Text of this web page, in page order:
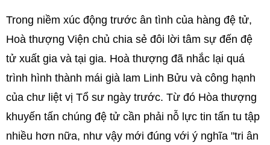
Trong niềm xúc động trước ân tình của hàng đệ tử,
Hoà thượng Viện chủ chia sẻ đôi lời tâm sự đến đệ
tử xuất gia và tại gia. Hoà thượng đã nhắc lại quá
trình hình thành mái già lam Linh Bửu và công hạnh
của chư liệt vị Tổ sư ngày trước. Từ đó Hòa thượng
khuyến tấn chúng đệ tử cần phải nỗ lực tin tấn tu tập
nhiều hơn nữa, như vậy mới đúng với ý nghĩa "tri ân